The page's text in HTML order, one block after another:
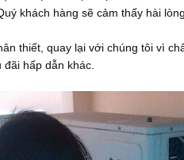
khách hàng sẽ cảm thấy hài
thiết, quay lại với chúng tôi vì
hấp dẫn khác.